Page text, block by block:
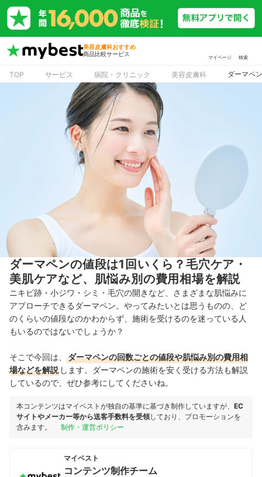
美容皮膚科おすすめ
商品比較サービス
マイページ 検索
TOP サービス 病院・クリニック 美容皮膚科 ダーマペ
ダーマペンの値段は1回いくら？毛穴ケア・
美肌ケアなど、肌悩み別の費用相場を解説
ニキビ跡・小ジワ・シミ・毛穴の開きなど、さまざまな肌悩みに
アプローチできるダーマペン。やってみたいとは思うものの、ど
のくらいの値段なのかわからず、施術を受けるのを迷っている人
もいるのではないでしょうか？
そこで今回は、
ダーマペンの回数ごとの値段や肌悩み別の費用相
場などを解説 します。ダーマペンの施術を安く受ける方法も解説
しているので、ぜひ参考にしてくださいね。
本コンテンツはマイベストが独自の基準に基づき制作していますが、 EC
サイトやメーカー等から送客手数料を受領しており、プロモーションを
含みます。
制作・運営ポリシー
マイベスト
コンテンツ制作チーム